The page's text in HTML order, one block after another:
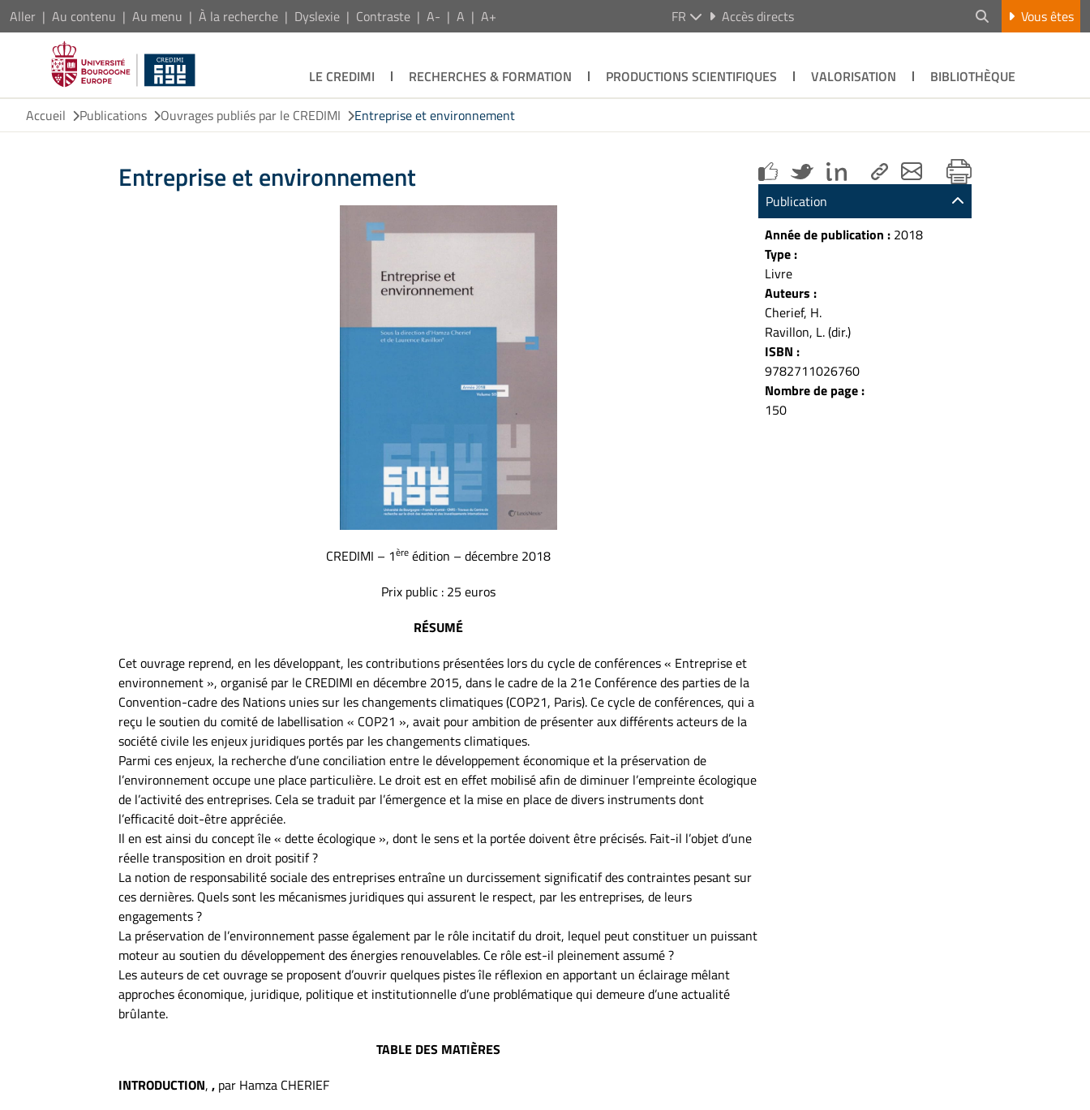
Aller Au contenu Au menu À la recherche Dyslexie Contraste A- A A+ FR Accès directs Vous êtes
LE CREDIMI RECHERCHES & FORMATION PRODUCTIONS SCIENTIFIQUES VALORISATION
BIBLIOTHÈQUE
Accueil
Publications Ouvrages publiés par le CREDIMI Entreprise et environnement
Entreprise et environnement
CREDIMI – 1ère édition – décembre 2018
Prix public : 25 euros
RÉSUMÉ
Cet ouvrage reprend, en les développant, les contributions présentées lors du cycle de conférences « Entreprise et
environnement », organisé par le CREDIMI en décembre 2015, dans le cadre de la 21e Conférence des parties de la
Convention-cadre des Nations unies sur les changements climatiques (COP21, Paris). Ce cycle de conférences, qui a
reçu le soutien du comité de labellisation « COP21 », avait pour ambition de présenter aux différents acteurs de la
société civile les enjeux juridiques portés par les changements climatiques.
Parmi ces enjeux, la recherche d’une conciliation entre le développement économique et la préservation de
l’environnement occupe une place particulière. Le droit est en effet mobilisé afin de diminuer l’empreinte écologique
de l’activité des entreprises. Cela se traduit par l’émergence et la mise en place de divers instruments dont
l’efficacité doit-être appréciée.
Il en est ainsi du concept île « dette écologique », dont le sens et la portée doivent être précisés. Fait-il l’objet d’une
réelle transposition en droit positif ?
La notion de responsabilité sociale des entreprises entraîne un durcissement significatif des contraintes pesant sur
ces dernières. Quels sont les mécanismes juridiques qui assurent le respect, par les entreprises, de leurs
engagements ?
La préservation de l’environnement passe également par le rôle incitatif du droit, lequel peut constituer un puissant
moteur au soutien du développement des énergies renouvelables. Ce rôle est-il pleinement assumé ?
Les auteurs de cet ouvrage se proposent d’ouvrir quelques pistes île réflexion en apportant un éclairage mêlant
approches économique, juridique, politique et institutionnelle d’une problématique qui demeure d’une actualité
brûlante.
TABLE DES MATIÈRES
INTRODUCTION, , par Hamza CHERIEF
Publication
Année de publication : 2018
Type :
Livre
Auteurs :
Cherief, H.
Ravillon, L. (dir.)
ISBN :
9782711026760
Nombre de page :
150